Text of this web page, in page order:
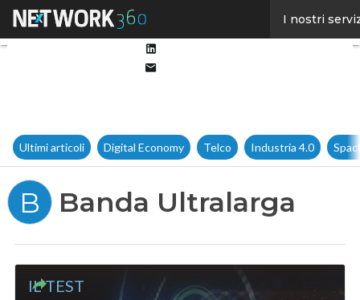
I nostri
Ultimi articoli Digital Economy Telco Industria 4.0
B Banda Ultralarga
IL TEST